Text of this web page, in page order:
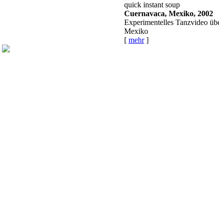
quick instant soup
Cuernavaca, Mexiko, 2002
Experimentelles Tanzvideo
Mexiko
[ mehr]